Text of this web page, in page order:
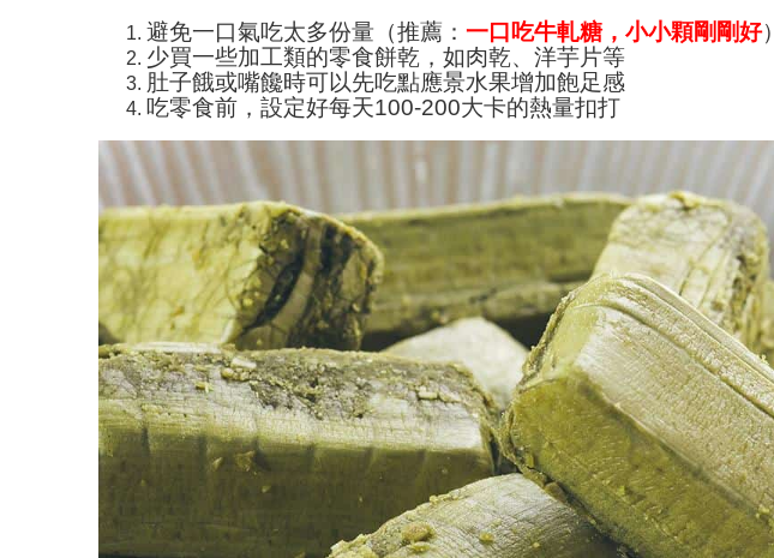
避免一口氣吃太多份量（推薦： 一口吃牛軋糖，小小顆剛剛好）
少買一些加工類的零食餅乾，如肉乾、洋芋片等
肚子餓或嘴饞時可以先吃點應景水果增加飽足感
吃零食前，設定好每天100-200大卡的熱量扣打